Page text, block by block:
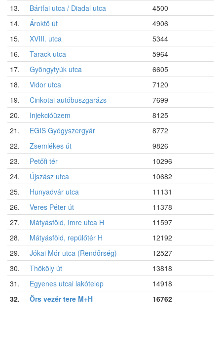
13.
Bártfai utca / Diadal utca
4500
14.
Ároktő út
4906
15.
XVIII. utca
5344
16.
Tarack utca
5964
17.
Gyöngytyúk utca
6605
18.
Vidor utca
7120
19.
Cinkotai autóbuszgarázs
7699
20.
Injekcióüzem
8125
21.
EGIS Gyógyszergyár
8772
22.
Zsemlékes út
9826
23.
Petőfi tér
10296
24.
Újszász utca
10682
25.
Hunyadvár utca
11131
26.
Veres Péter út
11378
27.
Mátyásföld, Imre utca H
11597
28.
Mátyásföld, repülőtér H
12192
29.
Jókai Mór utca (Rendőrség)
12527
30.
Thököly út
13818
31.
Egyenes utcai lakótelep
14918
32.
Örs vezér tere M+H 16762